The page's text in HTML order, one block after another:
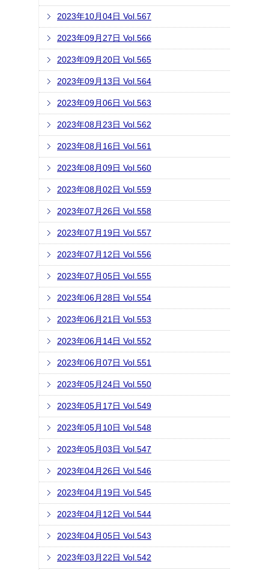
2023年10月04日 Vol.567
2023年09月27日 Vol.566
2023年09月20日 Vol.565
2023年09月13日 Vol.564
2023年09月06日 Vol.563
2023年08月23日 Vol.562
2023年08月16日 Vol.561
2023年08月09日 Vol.560
2023年08月02日 Vol.559
2023年07月26日 Vol.558
2023年07月19日 Vol.557
2023年07月12日 Vol.556
2023年07月05日 Vol.555
2023年06月28日 Vol.554
2023年06月21日 Vol.553
2023年06月14日 Vol.552
2023年06月07日 Vol.551
2023年05月24日 Vol.550
2023年05月17日 Vol.549
2023年05月10日 Vol.548
2023年05月03日 Vol.547
2023年04月26日 Vol.546
2023年04月19日 Vol.545
2023年04月12日 Vol.544
2023年04月05日 Vol.543
2023年03月22日 Vol.542